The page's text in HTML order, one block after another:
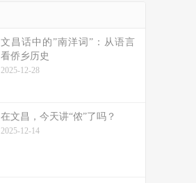
文昌话中的”南洋词”：从语言
看侨乡历史
2025-12-28
在文昌，今天讲“侬”了吗？
2025-12-14